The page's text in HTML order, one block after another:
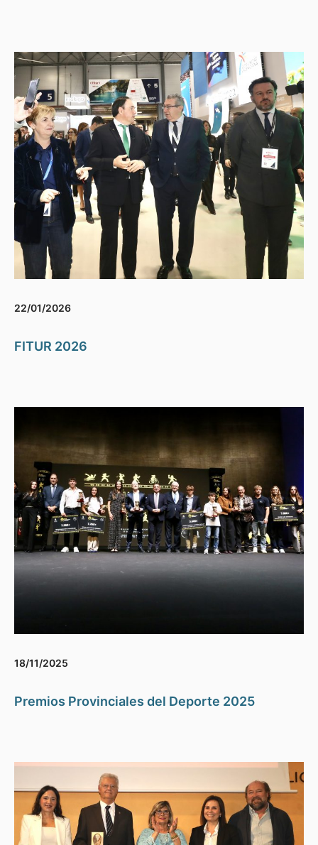
22/01/2026
FITUR 2026
18/11/2025
Premios Provinciales del Deporte 2025